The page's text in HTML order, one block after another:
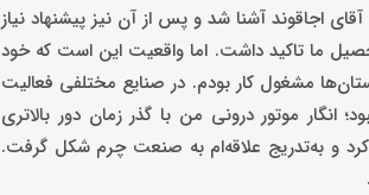
اجاقوند آشنا شد و پس از آن نیز پیشنهاد نیاز
ما تاکید داشت. اما واقعیت این است که خود
مشغول کار بودم. در صنایع مختلفی فعالیت
موتور درونی من با گذر زمان دور بالاتری
و به‌تدریج علاقه‌ام به صنعت چرم شکل گرفت.